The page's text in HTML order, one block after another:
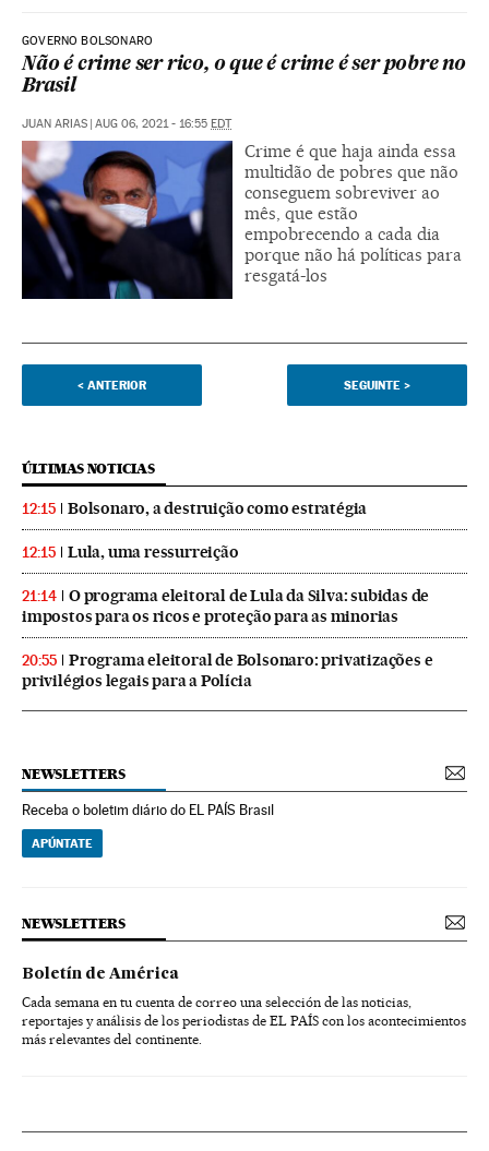
GOVERNO BOLSONARO
Não é crime ser rico, o que é crime é ser pobre no
Brasil
JUAN ARIAS | AUG 06, 2021 - 16:55 EDT
Crime é que haja ainda essa
multidão de pobres que não
conseguem sobreviver ao
mês, que estão
empobrecendo a cada dia
porque não há políticas para
resgatá-los
< ANTERIOR SEGUINTE >
ÚLTIMAS NOTICIAS
12:15 Bolsonaro, a destruição como estratégia
12:15 Lula, uma ressurreição
21:14
O programa eleitoral de Lula da Silva: subidas de
impostos para os ricos e proteção para as minorias
20:55
Programa eleitoral de Bolsonaro: privatizações e
privilégios legais para a Polícia
NEWSLETTERS
Receba o boletim diário do EL PAÍS Brasil
APÚNTATE
NEWSLETTERS
Boletín de América
Cada semana en tu cuenta de correo una selección de las noticias,
reportajes y análisis de los periodistas de EL PAÍS con los acontecimientos
más relevantes del continente.